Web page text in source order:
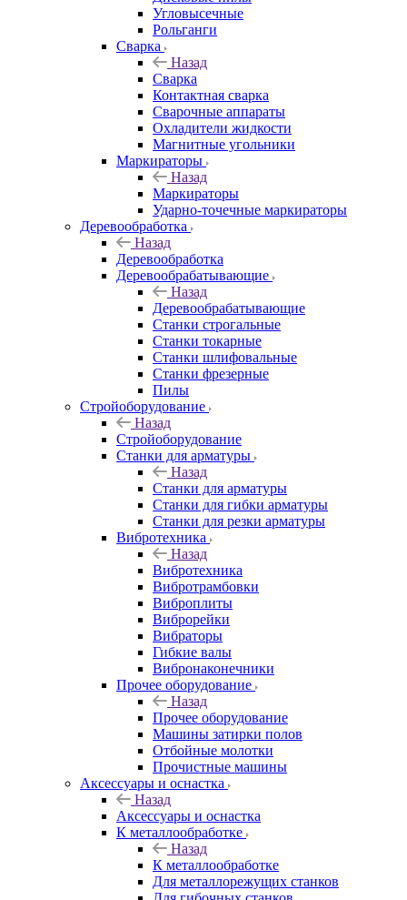
Угловысечные
Рольганги
Сварка
Назад
Сварка
Контактная сварка
Сварочные аппараты
Охладители жидкости
Магнитные угольники
Маркираторы
Назад
Маркираторы
Ударно-точечные маркираторы
Деревообработка
Назад
Деревообработка
Деревообрабатывающие
Назад
Деревообрабатывающие
Станки строгальные
Станки токарные
Станки шлифовальные
Станки фрезерные
Пилы
Стройоборудование
Назад
Стройоборудование
Станки для арматуры
Назад
Станки для арматуры
Станки для гибки арматуры
Станки для резки арматуры
Вибротехника
Назад
Вибротехника
Вибротрамбовки
Виброплиты
Виброрейки
Вибраторы
Гибкие валы
Вибронаконечники
Прочее оборудование
Назад
Прочее оборудование
Машины затирки полов
Отбойные молотки
Прочистные машины
Аксeccyapы и оснастка
Назад
Аксeccyapы и оснастка
К металлообработке
Назад
К металлообработке
Для металлорежущих станков